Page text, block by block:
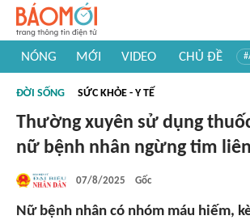
NÓNG MỚI VIDEO CHỦ ĐỀ
#Khám phá thế giới
ĐỜI SỐNG SỨC KHỎE - Y TẾ
Thường xuyên sử dụng
nữ bệnh nhân ngừng tim
07/8/2025 Gốc
Nữ bệnh nhân có nhóm máu hiếm,